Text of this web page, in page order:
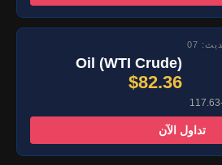
Oil (WTI Crude)
$82.36
تداول الآن